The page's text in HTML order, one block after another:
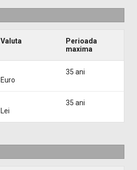
Valuta
Perioada
maxima
Euro
35 ani
Lei
35 ani